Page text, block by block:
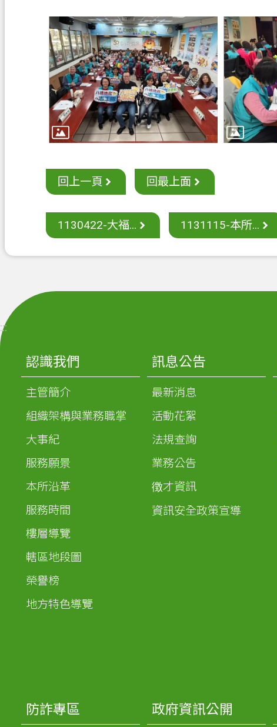
回上一頁 回最上面
1130422-大福... 1131115-本所...
:::
認識我們
主管簡介
組織架構與業務職掌
大事紀
服務願景
本所沿革
服務時間
樓層導覽
轄區地段圖
榮譽榜
地方特色導覽
訊息公告
最新消息
活動花絮
法規查詢
業務公告
徴才資訊
資訊安全政策宣導
防詐專區 政府資訊公開